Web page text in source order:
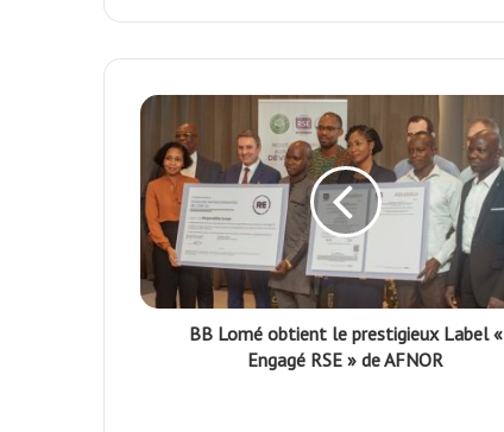
BB Lomé obtient le prestigieux Label «
Engagé RSE » de AFNOR